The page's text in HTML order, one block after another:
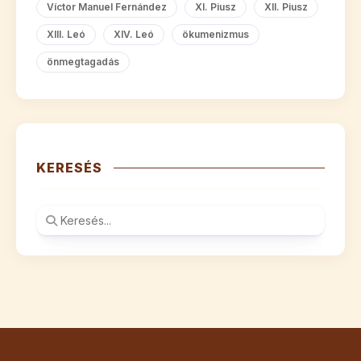
Víctor Manuel Fernández XI. Piusz XII. Piusz
XIII. Leó XIV. Leó ökumenizmus
önmegtagadás
KERESÉS